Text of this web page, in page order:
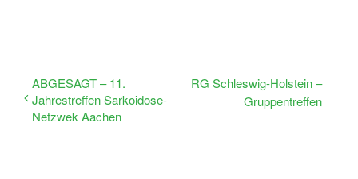
ABGESAGT – 11.
Jahrestreffen Sarkoidose-
Netzwek Aachen
RG Schleswig-Holstein –
Gruppentreffen